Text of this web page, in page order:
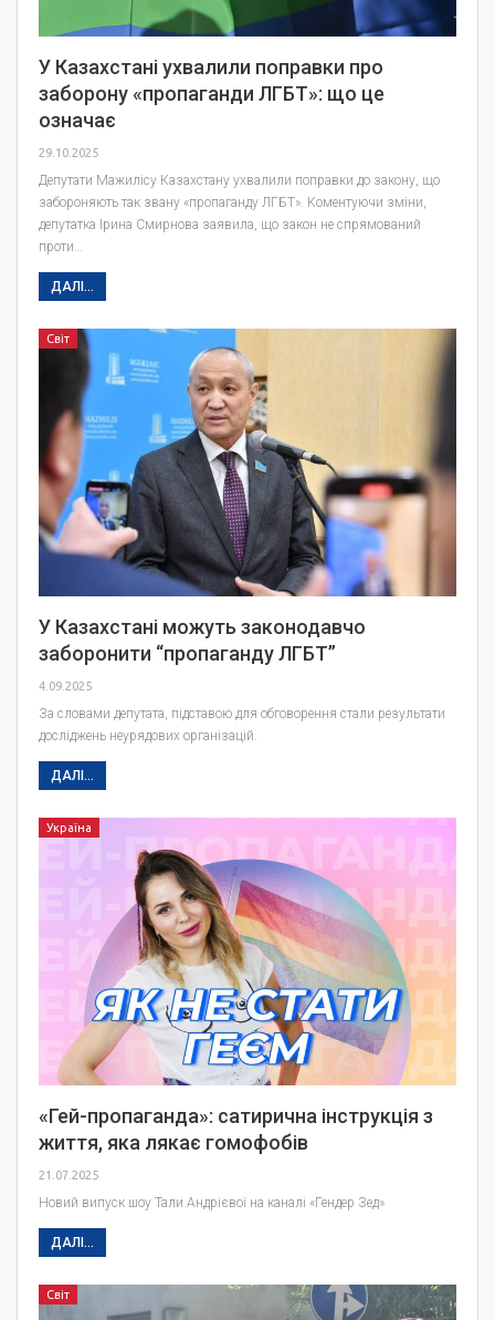
У Казахстані ухвалили поправки про
заборону «пропаганди ЛГБТ»: що це
означає
29.10.2025
Депутати Мажилісу Казахстану ухвалили поправки до закону, що
забороняють так звану «пропаганду ЛГБТ». Коментуючи зміни,
депутатка Ірина Смирнова заявила, що закон не спрямований
проти…
ДАЛІ...
Світ
У Казахстані можуть законодавчо
заборонити “пропаганду ЛГБТ”
4.09.2025
За словами депутата, підставою для обговорення стали результати
досліджень неурядових організацій.
ДАЛІ...
Україна
«Гей-пропаганда»: сатирична інструкція з
життя, яка лякає гомофобів
21.07.2025
Новий випуск шоу Тали Андрієвої на каналі «Гендер Зед»
ДАЛІ...
Світ